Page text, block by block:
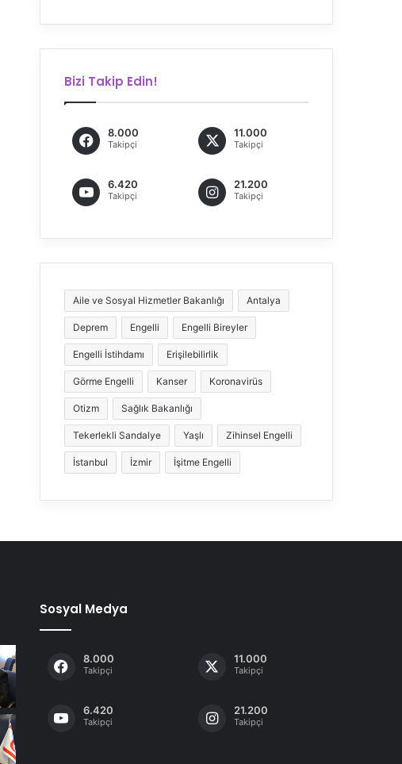
Bizi Takip Edin!
8.000
Takipçi
11.000
Takipçi
6.420
Takipçi
21.200
Takipçi
Aile ve Sosyal Hizmetler Bakanlığı Antalya
Deprem Engelli Engelli Bireyler
Engelli İstihdamı Erişilebilirlik
Görme Engelli Kanser Koronavirüs
Otizm Sağlık Bakanlığı
Tekerlekli Sandalye Yaşlı Zihinsel Engelli
İstanbul İzmir İşitme Engelli
Sosyal Medya
8.000
Takipçi
11.000
Takipçi
6.420
Takipçi
21.200
Takipçi